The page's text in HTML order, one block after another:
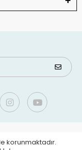
korunmaktadır.